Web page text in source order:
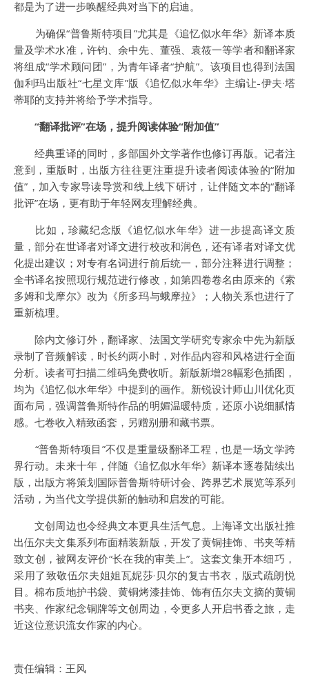
都是为了进一步唤醒经典对当下的启迪。
为确保“普鲁斯特项目”尤其是《追忆似水年华》新译本质
量及学术水准，许钧、余中先、董强、袁筱一等学者和翻译家
将组成“学术顾问团”，为青年译者“护航”。该项目也得到法国
伽利玛出版社“七星文库”版《追忆似水年华》主编让-伊夫·塔
蒂耶的支持并将给予学术指导。
“翻译批评”在场，提升阅读体验“附加值”
经典重译的同时，多部国外文学著作也修订再版。记者注
意到，重版时，出版方往往更注重提升读者阅读体验的“附加
值”，加入专家导读导赏和线上线下研讨，让伴随文本的“翻译
批评”在场，更有助于年轻网友理解经典。
比如，珍藏纪念版《追忆似水年华》进一步提高译文质
量，部分在世译者对译文进行校改和润色，还有译者对译文优
化提出建议；对专有名词进行前后统一，部分注释进行调整；
全书译名按照现行规范进行修改，如第四卷卷名由原来的《索
多姆和戈摩尔》改为《所多玛与蛾摩拉》；人物关系也进行了
重新梳理。
除内文修订外，翻译家、法国文学研究专家余中先为新版
录制了音频解读，时长约两小时，对作品内容和风格进行全面
分析。读者可扫描二维码免费收听。新版新增28幅彩色插图，
均为《追忆似水年华》中提到的画作。新锐设计师山川优化页
面布局，强调普鲁斯特作品的明媚温暖特质，还原小说细腻情
感。七卷收入精致函套，另赠别册和藏书票。
“普鲁斯特项目”不仅是重量级翻译工程，也是一场文学跨
界行动。未来十年，伴随《追忆似水年华》新译本逐卷陆续出
版，出版方将策划国际普鲁斯特研讨会、跨界艺术展览等系列
活动，为当代文学提供新的触动和启发的可能。
文创周边也令经典文本更具生活气息。上海译文出版社推
出伍尔夫文集系列布面精装新版，开发了黄铜挂饰、书夹等精
致文创，被网友评价“长在我的审美上”。这套文集开本细巧，
采用了致敬伍尔夫姐姐瓦妮莎·贝尔的复古书衣，版式疏朗悦
目。棉布质地护书袋、黄铜烤漆挂饰、饰有伍尔夫文摘的黄铜
书夹、作家纪念铜牌等文创周边，令更多人开启书香之旅，走
近这位意识流女作家的内心。
责任编辑：王风